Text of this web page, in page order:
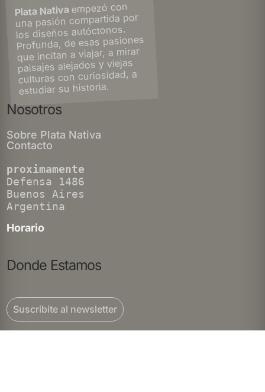
Plata Nativaempezó con
una pasión compartida por
los diseños autóctonos.
Profunda, de esas pasiones
que incitan a viajar, a mirar
paisajes alejados y viejas
culturas con curiosidad, a
estudiar su historia.
Nosotros
Sobre Plata Nativa
Contacto
proximamente
Defensa 1486
Buenos Aires
Argentina
Horario
Donde Estamos
Suscribite al newsletter